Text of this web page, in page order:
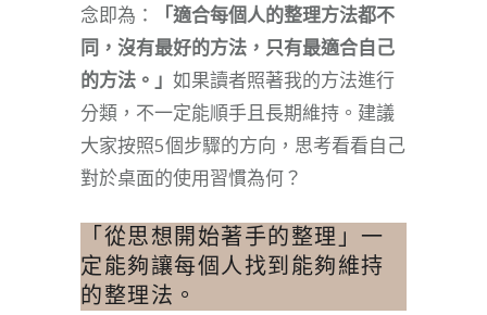
念即為：
「適合每個人的整理方法都不
同，沒有最好的方法，只有最適合自己
的方法。」 如果讀者照著我的方法進行
分類，不一定能順手且長期維持。建議
大家按照5個步驟的方向，思考看看自己
對於桌面的使用習慣為何？
「從思想開始著手的整理」一
定能夠讓每個人找到能夠維持
的整理法。